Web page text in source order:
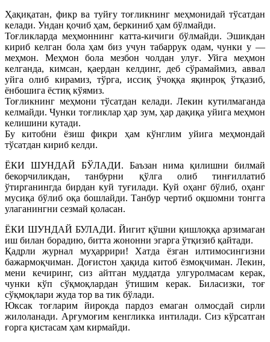
Ҳақиқатан, фикр ва туйғу тоғликнинг меҳмонидай тўсатдан
келади. Ундан қочиб ҳам, беркиниб ҳам бўлмайди.
Тоғликларда меҳмоннинг катта-кичиги бўлмайди. Эшикдан
кириб келган бола ҳам биз учун табаррук одам, чунки у —
меҳмон. Меҳмон бола мезбон чолдан улуғ. Уйга меҳмон
келганда, кимсан, қаердан келдинг, деб сўрамаймиз, аввал
уйга олиб кирамиз, тўрга, иссиқ ўчоққа яқинроқ ўтқазиб,
ёнбошига ёстиқ кўямиз.
Тоғликнинг меҳмони тўсатдан келади. Лекин кутилмаганда
келмайди. Чунки тоғликлар ҳар зум, ҳар дақиқа уйига меҳмон
келишини кутади.
Бу китобни ёзиш фикри ҳам кўнглим уйига меҳмондай
тўсатдан кириб келди.
ЁКИ ШУНДАЙ БЎЛАДИ. Баъзан нима қилишни билмай
бекорчиликдан, танбурни қўлга олиб тинғиллатиб
ўтирганингда бирдан куй туғилади. Куй оҳанг бўлиб, оҳанг
мусиқа бўлиб оқа бошлайди. Танбур чертиб оқшомни тонгга
улаганингни сезмай қоласан.
ЁКИ ШУНДАЙ БУЛАДИ. Йигит қўшни қишлоққа арзимаган
иш билан борадию, битта жононни эгарга ўтқизиб қайтади.
Қадрли журнал муҳаррири! Хатда ёзган илтимосингизни
бажармоқчиман. Доғистон ҳақида китоб ёзмоқчиман. Лекин,
мени кечиринг, сиз айтган муддатда улгуролмасам керак,
чунки кўп сўқмоқлардан ўтишим керак. Биласизки, тоғ
сўқмоқлари жуда тор ва тик бўлади.
Юксак тоғларим йирокда пардоз емаган олмосдай сирли
жилоланади. Арғумоғим кенгликка интилади. Сиз кўрсатган
ғорга қистасам ҳам кирмайди.